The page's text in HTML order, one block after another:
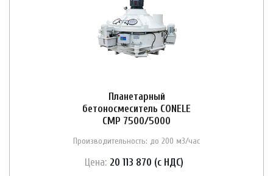
Планетарный
бетоносмеситель CONELE
CMP 7500/5000
Производительность: до 200 м3/час
Цена: 20 113 870 (с НДС)